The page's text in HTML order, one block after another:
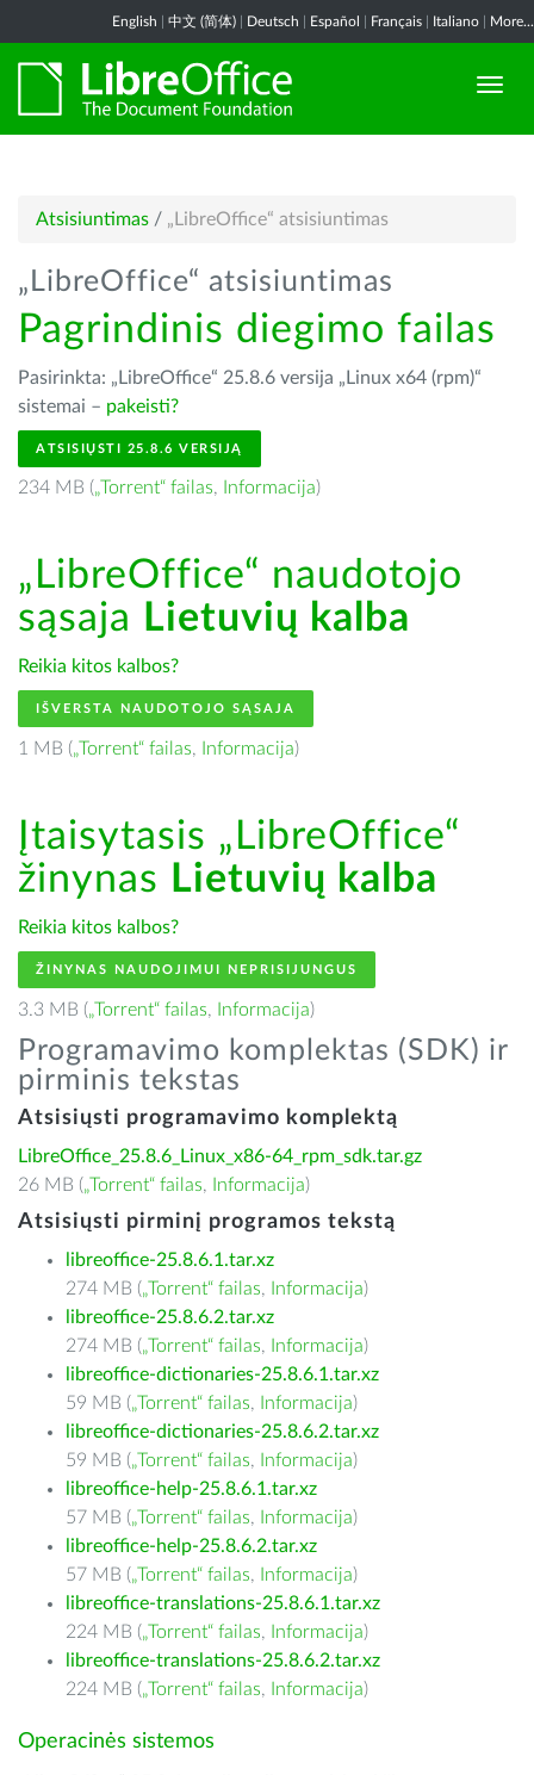
English 中文 (简体) Deutsch Español Français Italiano More...
Atsisiuntimas / „LibreOffice“ atsisiuntimas
„LibreOffice“ atsisiuntimas
Pagrindinis diegimo failas
Pasirinkta: „LibreOffice“ 25.8.6 versija „Linux x64 (rpm)“
sistemai – pakeisti?
ATSISIŲSTI 25.8.6 VERSIJĄ
234 MB („Torrent“ failas, Informacija)
„LibreOffice“ naudotojo
sąsaja Lietuvių kalba
Reikia kitos kalbos?
IŠVERSTA NAUDOTOJO SĄSAJA
1 MB („Torrent“ failas, Informacija)
Įtaisytasis „LibreOffice“
žinynas Lietuvių kalba
Reikia kitos kalbos?
ŽINYNAS NAUDOJIMUI NEPRISIJUNGUS
3.3 MB („Torrent“ failas, Informacija)
Programavimo komplektas (SDK) ir
pirminis tekstas
Atsisiųsti programavimo komplektą
LibreOffice_25.8.6_Linux_x86-64_rpm_sdk.tar.gz
26 MB („Torrent“ failas, Informacija)
Atsisiųsti pirminį programos tekstą
libreoffice-25.8.6.1.tar.xz
274 MB („Torrent“ failas, Informacija)
libreoffice-25.8.6.2.tar.xz
274 MB („Torrent“ failas, Informacija)
libreoffice-dictionaries-25.8.6.1.tar.xz
59 MB („Torrent“ failas, Informacija)
libreoffice-dictionaries-25.8.6.2.tar.xz
59 MB („Torrent“ failas, Informacija)
libreoffice-help-25.8.6.1.tar.xz
57 MB („Torrent“ failas, Informacija)
libreoffice-help-25.8.6.2.tar.xz
57 MB („Torrent“ failas, Informacija)
libreoffice-translations-25.8.6.1.tar.xz
224 MB („Torrent“ failas, Informacija)
libreoffice-translations-25.8.6.2.tar.xz
224 MB („Torrent“ failas, Informacija)
Operacinės sistemos